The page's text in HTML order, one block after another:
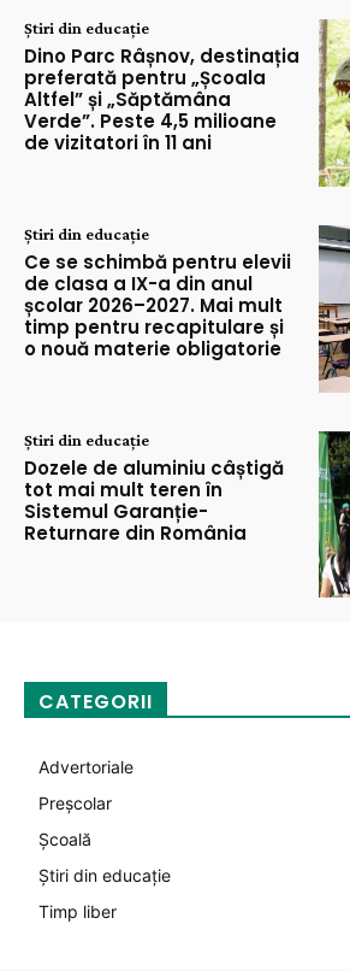
Știri din educație
Dino Parc Râșnov, destinația
preferată pentru „Școala
Altfel” și „Săptămâna
Verde”. Peste 4,5 milioane
de vizitatori în 11 ani
Știri din educație
Ce se schimbă pentru elevii
de clasa a IX-a din anul
școlar 2026–2027. Mai mult
timp pentru recapitulare și
o nouă materie obligatorie
Știri din educație
Dozele de aluminiu câștigă
tot mai mult teren în
Sistemul Garanție-
Returnare din România
CATEGORII
Advertoriale
Preșcolar
Şcoală
Știri din educație
Timp liber